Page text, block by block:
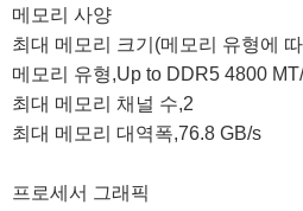
메모리 사양
최대 메모리 크기(메모리 유형에
메모리 유형,Up to DDR5 4800
최대 메모리 채널 수,2
최대 메모리 대역폭,76.8 GB/s
프로세서 그래픽